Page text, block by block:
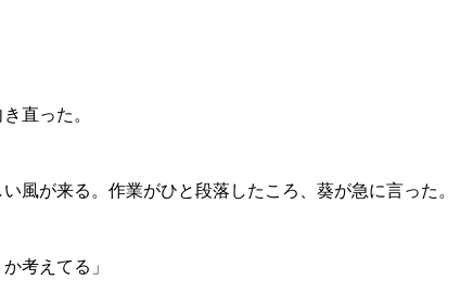
直った。
風が来る。作業がひと段落したころ、葵が急に言った。
考えてる」